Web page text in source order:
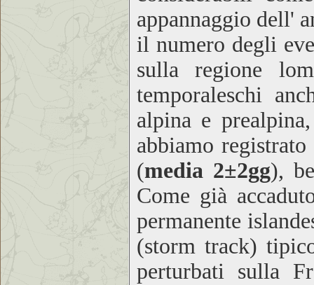
appannaggio dell'
il numero degli
sulla regione
temporaleschi
alpina e
abbiamo
(media 2±2gg),
Come già accadut
permanente
(storm track)
perturbati sulla